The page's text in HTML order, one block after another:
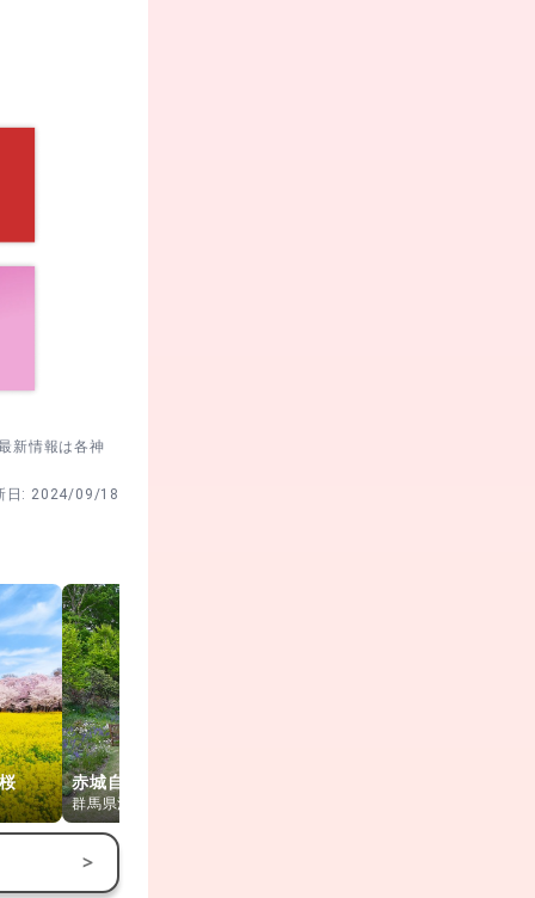
て参道へ
器を持参
新情報は各神
日: 2024/09/18
赤城自然園
群馬県渋川市
>